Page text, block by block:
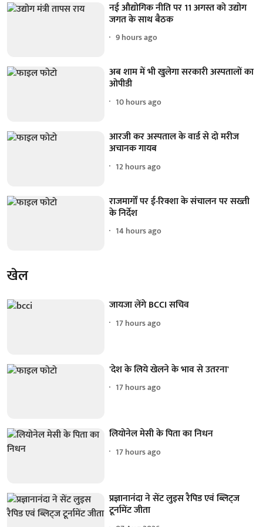
नई औद्योगिक नीति पर 11 अगस्त को उद्योग
जगत के साथ बैठक
9 hours ago
अब शाम में भी खुलेगा सरकारी अस्पतालों का
ओपीडी
10 hours ago
आरजी कर अस्पताल के वार्ड से दो मरीज
अचानक गायब
12 hours ago
राजमार्गों पर ई-रिक्शा के संचालन पर सख्ती
के निर्देश
14 hours ago
खेल
जायजा लेंगे BCCI सचिव
17 hours ago
'देश के लिये खेलने के भाव से उतरना'
17 hours ago
लियोनेल मेसी के पिता का निधन
17 hours ago
प्रज्ञानानंदा ने सेंट लुइस रैपिड एवं ब्लिट्ज
टूर्नामेंट जीता